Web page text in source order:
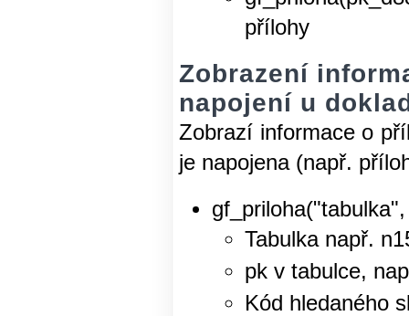
přílohy
Zobrazení
napojení u
Zobrazí informace o
je napojena (např.
Tabulka např.
pk v tabulce,
Kód hledaného